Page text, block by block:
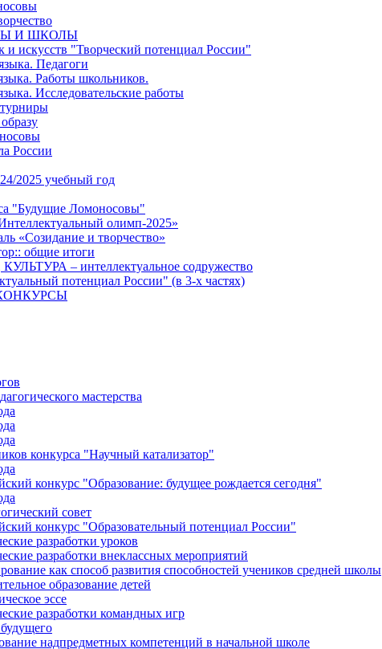
И ШКОЛЫ
и искусств "Творческий потенциал России"
Педагоги
Работы школьников.
Исследовательские работы
России
2025 учебный год
"Будущие Ломоносовы"
олимп-2025»
«Созидание и творчество»
общие итоги
– интеллектуальное содружество
потенциал России" (в 3-х частях)
мастерства
конкурса "Научный катализатор"
конкурс "Образование: будущее рождается сегодня"
совет
конкурс "Образовательный потенциал России"
разработки уроков
разработки внеклассных мероприятий
как способ развития способностей учеников средней школы
образование детей
эссе
разработки командных игр
надпредметных компетенций в начальной школе